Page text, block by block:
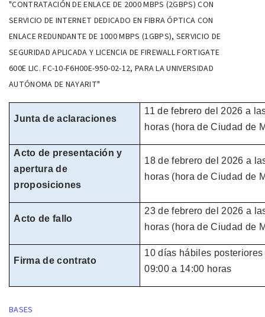
"CONTRATACIÓN DE ENLACE DE 2000 MBPS (2GBPS) CON
SERVICIO DE INTERNET DEDICADO EN FIBRA ÓPTICA CON
ENLACE REDUNDANTE DE 1000 MBPS (1GBPS), SERVICIO DE
SEGURIDAD APLICADA Y LICENCIA DE FIREWALL FORTIGATE
600E LIC. FC-10-F6H00E-950-02-12, PARA LA UNIVERSIDAD
AUTÓNOMA DE NAYARIT"
Junta de aclaraciones
11 defebrero del 2026 a
horas (hora deCiudad de
Acto de presentación y
apertura de
proposiciones
18 defebrero del 2026 a
horas (hora deCiudad de
Acto de fallo
23 de febrero del 2026 a
horas (hora deCiudad de
Firma de contrato
10 días hábiles
09:00 a 14:00 horas
BASES